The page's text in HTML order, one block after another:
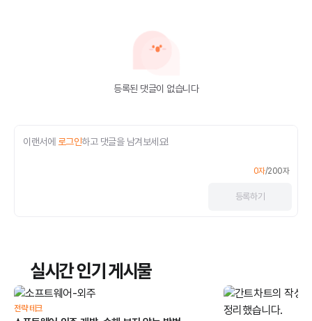
등록된 댓글이 없습니다
이랜서에 로그인하고 댓글을 남겨보세요!
0자/200자
등록하기
실시간 인기 게시물
전략 테크